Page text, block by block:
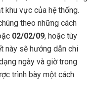
khu vực của hệ thống.
theo những cách
02/02/09, hoặc tùy
này sẽ hướng dẫn chi
ngày và giờ trong
trình bày một cách